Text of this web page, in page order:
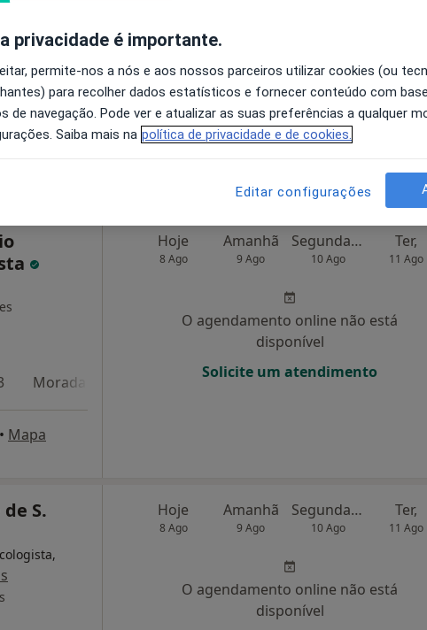
8 Ago
O agendamento online não está
disponível
Solicite um atendimento
Morada 4
• Mapa
Hoje
8 Ago
Amanhã
9 Ago
Segunda-feira
10 Ago
Ter,
11 Ago
O agendamento online não está
disponível
Solicite um atendimento
S.
Hoje
8 Ago
Amanhã
9 Ago
Segunda-feira
10 Ago
Ter,
11 Ago
O agendamento online não está
disponível
privacidade é importante.
permite-nos a nós e aos nossos parceiros utilizar cookies (ou
para recolher dados estatísticos e fornecer conteúdo com
de navegação. Pode ver e atualizar as suas preferências a qualquer
Saiba mais na política de privacidade e de cookies.
Editar configurações